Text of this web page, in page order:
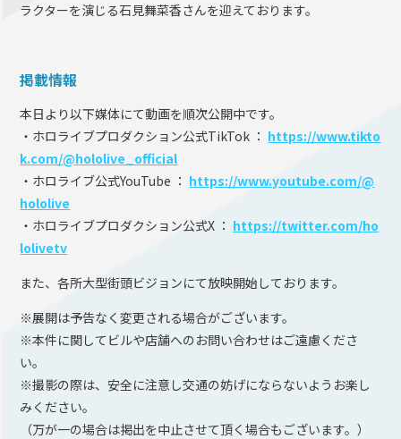
ラクターを演じる石見舞菜香さんを迎えております。
掲載情報
本日より以下媒体にて動画を順次公開中です。
・ホロライブプロダクション公式TikTok ： https://www.tikto
k.com/@hololive_official
・ホロライブ公式YouTube ： https://www.youtube.com/@
hololive
・ホロライブプロダクション公式X ： https://twitter.com/ho
lolivetv
また、各所大型街頭ビジョンにて放映開始しております。
※展開は予告なく変更される場合がございます。
※本件に関してビルや店舗へのお問い合わせはご遠慮くださ
い。
※撮影の際は、安全に注意し交通の妨げにならないようお楽し
みください。
（万が一の場合は掲出を中止させて頂く場合もございます。）